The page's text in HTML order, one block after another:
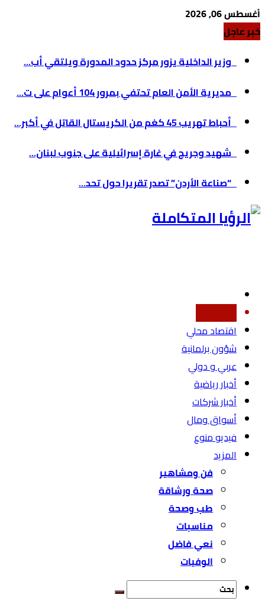
أغسطس 06, 2026
خبر عاجل
وزير الداخلية يزور مركز حدود المدورة ويلتقي أب...
مديرية الأمن العام تحتفي بمرور 104 أعوام على ت...
أحباط تهريب 45 كغم من الكريستال القاتل في أكبر...
شهيد وجريح في غارة إسرائيلية على جنوب لبنان...
“صناعة الأردن” تصدر تقريرا حول تحد...
اقتصاد محلي
شؤون برلمانية
عربي و دولي
أخبار رياضية
أخبار شركات
أسواق ومال
فيديو منوع
المزيد
فن ومشاهير
صحة ورشاقة
طب وصحة
مناسبات
نعي فاضل
الوفيات